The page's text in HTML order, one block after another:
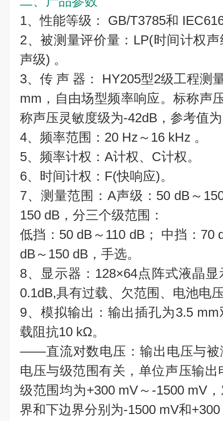
1、性能等级： GB/T3785和
2、被测量评价量：LP(时间计权
声级) 。
3、传 声 器： HY205型2级工程测
mm，自由场型频率响应。标称声
称声压灵敏度级为-42dB，参考值
4、频率范围：20 Hz～16 kHz 。
5、频率计权：A计权、C计权。
6、时间计权：F(快响应)。
7、测量范围：A声级：50 dB～
150 dB，分三个级范围：
低挡：50 dB～110 dB； 中挡：70
dB～150 dB，手选。
8、显示器：128×64点阵式液晶
0.1dB,具有过载、欠范围、电池电
9、模拟输出：输出插孔为3.5
载阻抗10 kΩ。
——直流对数电压：输出电压与被
电压与级范围有关，单位声压输
级范围均为+300 mV～-1500 mV
界和下边界分别为-1500 mV和